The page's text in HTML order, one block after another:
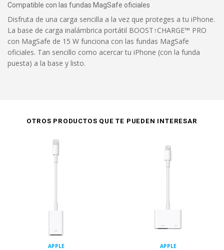
Compatible con las fundas MagSafe oficiales
Disfruta de una carga sencilla a la vez que proteges a tu iPhone.
La base de carga inalámbrica portátil BOOST↑CHARGE™ PRO
con MagSafe de 15 W funciona con las fundas MagSafe
oficiales. Tan sencillo como acercar tu iPhone (con la funda
puesta) a la base y listo.
OTROS PRODUCTOS QUE TE PUEDEN INTERESAR
APPLE APPLE